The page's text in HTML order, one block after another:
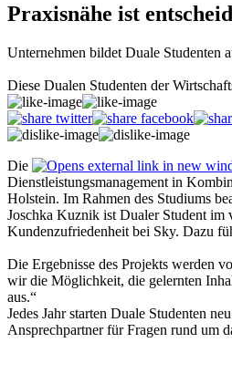
Praxisnähe ist
Unternehmen bildet Duale Studenten
Diese Dualen Studenten der
Die
Dienstleistungsmanagement in
Holstein. Im Rahmen des Studiums
Joschka Kuznik ist Dualer Student im
Kundenzufriedenheit bei Sky. Dazu
Die Ergebnisse des Projekts werden
wir die Möglichkeit, die gelernten
aus.“
Jedes Jahr starten Duale Studenten
Ansprechpartner für Fragen rund um